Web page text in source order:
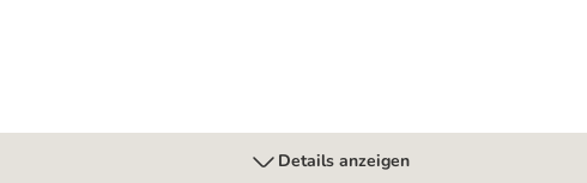
Details anzeigen